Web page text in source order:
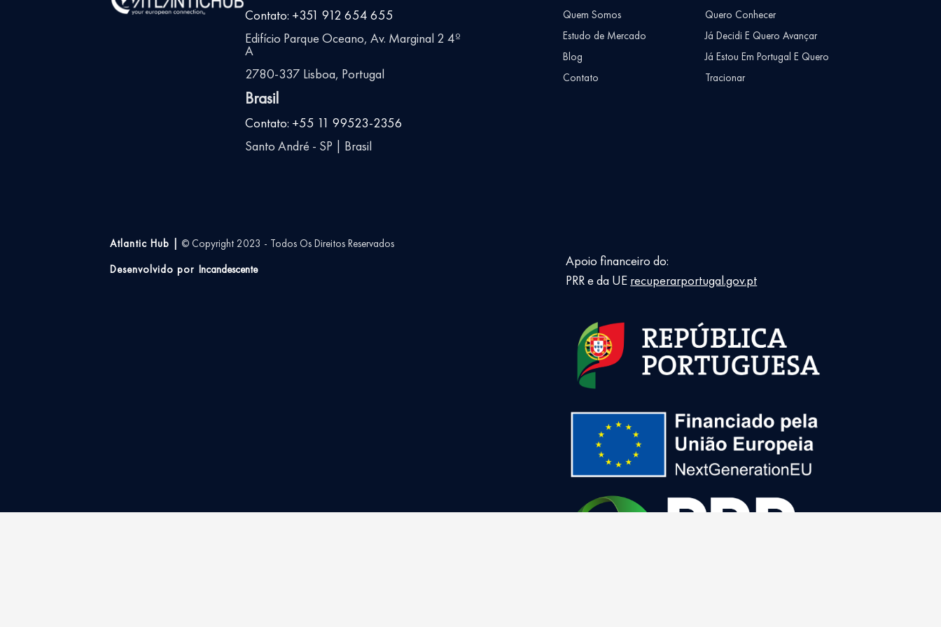
Contato: +351 912 654 655
Edifício Parque Oceano, Av. Marginal 2 4º
A
2780-337 Lisboa, Portugal
Brasil
Contato: +55 11 99523-2356
Santo André - SP | Brasil
Quem Somos
Estudo de Mercado
Blog
Contato
Quero Conhecer
Já Decidi E Quero Avançar
Já Estou Em Portugal E Quero
Tracionar
Atlantic Hub | © Copyright 2023 - Todos Os Direitos Reservados
Desenvolvido por Incandescente
Apoio financeiro do:
PRR e da UE recuperarportugal.gov.pt